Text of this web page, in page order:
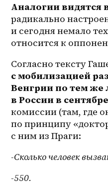
Аналогии видятся
радикально
и сегодня немало
относится к
Согласно тексту
с мобилизацией
Венгрии по тем же
в России в
комиссии (там, где
по принципу
с ним из Праги:
-Сколько человек
-550.